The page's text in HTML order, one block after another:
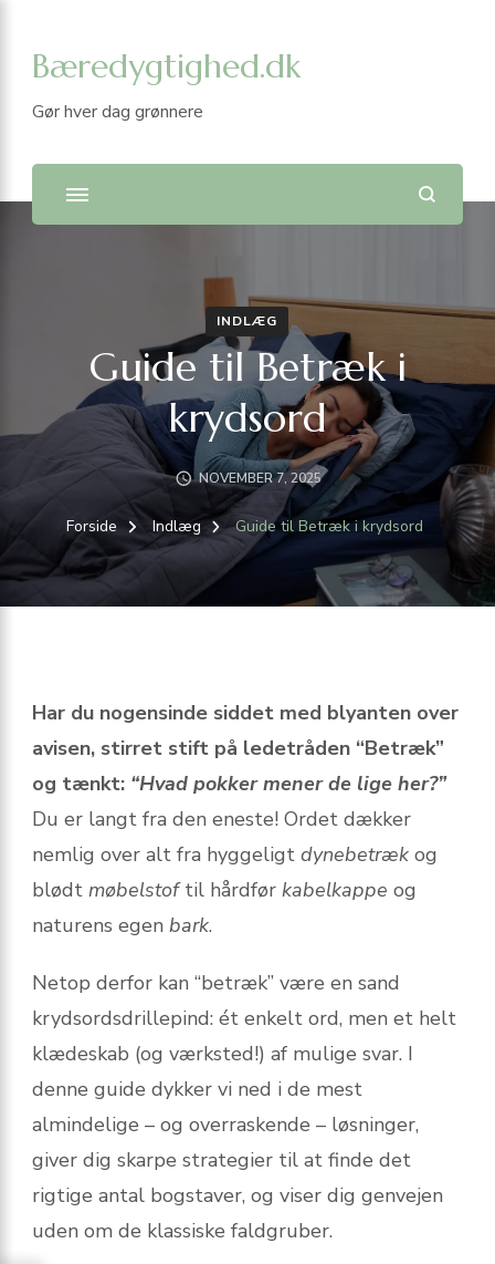
Bæredygtighed.dk
Gør hver dag grønnere
INDLÆG
Guide til Betræk i
krydsord
NOVEMBER 7, 2025
Forside Indlæg Guide til Betræk i krydsord
Har du nogensinde siddet med blyanten over
avisen, stirret stift på ledetråden “Betræk”
og tænkt: “Hvad pokker mener de lige her?”
Du er langt fra den eneste! Ordet dækker
nemlig over alt fra hyggeligt dynebetræk og
blødt møbelstoftil hårdfør kabelkappe og
naturens egen bark.
Netop derfor kan “betræk” være en sand
krydsords­drillepind: ét enkelt ord, men et helt
klædeskab (og værksted!) af mulige svar. I
denne guide dykker vi ned i de mest
almindelige – og overraskende – løsninger,
giver dig skarpe strategier til at finde det
rigtige antal bogstaver, og viser dig genvejen
uden om de klassiske faldgruber.